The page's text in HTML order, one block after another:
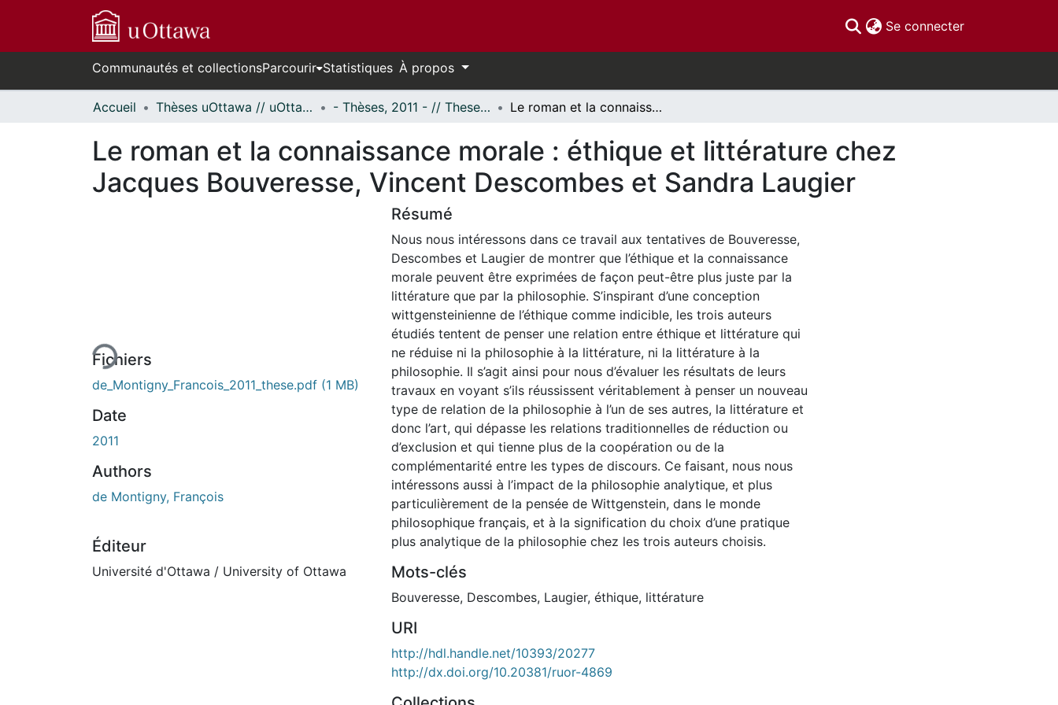
Se connecter(current)
Communautés et collectionsParcourir Statistiques À propos
Accueil Thèses uOttawa // uOttawa Theses - Thèses, 2011 - // Theses, 2011 - Le roman et la connaissance morale : éthique et littérature chez Jacques Bouveresse, Vincent Descombes et Sandra Laugier
Le roman et la connaissance morale : éthique et littérature chez
Jacques Bouveresse, Vincent Descombes et Sandra Laugier
Fichiers
de_Montigny_Francois_2011_these.pdf (1 MB)
Date
2011
Authors
de Montigny, François
Éditeur
Université d'Ottawa / University of Ottawa
Résumé
Nous nous intéressons dans ce travail aux tentatives de Bouveresse,
Descombes et Laugier de montrer que l’éthique et la connaissance
morale peuvent être exprimées de façon peut-être plus juste par la
littérature que par la philosophie. S’inspirant d’une conception
wittgensteinienne de l’éthique comme indicible, les trois auteurs
étudiés tentent de penser une relation entre éthique et littérature qui
ne réduise ni la philosophie à la littérature, ni la littérature à la
philosophie. Il s’agit ainsi pour nous d’évaluer les résultats de leurs
travaux en voyant s’ils réussissent véritablement à penser un nouveau
type de relation de la philosophie à l’un de ses autres, la littérature et
donc l’art, qui dépasse les relations traditionnelles de réduction ou
d’exclusion et qui tienne plus de la coopération ou de la
complémentarité entre les types de discours. Ce faisant, nous nous
intéressons aussi à l’impact de la philosophie analytique, et plus
particulièrement de la pensée de Wittgenstein, dans le monde
philosophique français, et à la signification du choix d’une pratique
plus analytique de la philosophie chez les trois auteurs choisis.
Mots-clés
Bouveresse, Descombes, Laugier, éthique, littérature
URI
http://hdl.handle.net/10393/20277
http://dx.doi.org/10.20381/ruor-4869